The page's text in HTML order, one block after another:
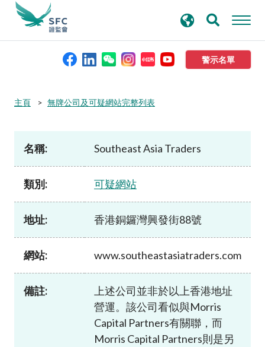
警示名單
本會簡介
規則及標準
資料庫
新聞稿及公布
加入本會
尋
主頁 無牌公司及可疑網站完整列表
名稱: Southeast Asia Traders
類別: 可疑網站
地址: 香港銅鑼灣興發街88號
網站: www.southeastasiatraders.com
備註:
上述公司並非於以上香港地址
營運。該公司看似與Morris
Capital Partners有關聯，而
Morris Capital Partners則是另